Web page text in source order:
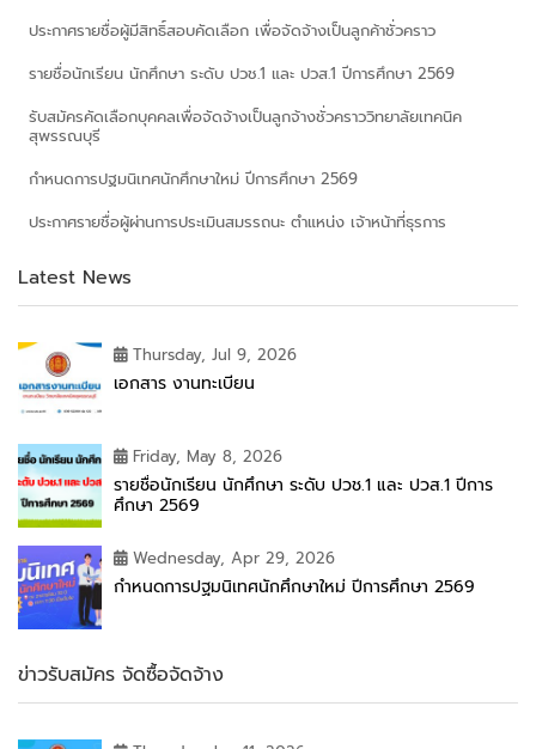
ประกาศรายชื่อผู้มีสิทธิ์สอบคัดเลือก เพื่อจัดจ้างเป็นลูกค้าชั่วคราว
รายชื่อนักเรียน นักศึกษา ระดับ ปวช.1 และ ปวส.1 ปีการศึกษา 2569
รับสมัครคัดเลือกบุคคลเพื่อจัดจ้างเป็นลูกจ้างชั่วคราววิทยาลัยเทคนิค
สุพรรณบุรี
กำหนดการปฐมนิเทศนักศึกษาใหม่ ปีการศึกษา 2569
ประกาศรายชื่อผู้ผ่านการประเมินสมรรถนะ ตำแหน่ง เจ้าหน้าที่ธุรการ
Latest News
Thursday, Jul 9, 2026
เอกสาร งานทะเบียน
Friday, May 8, 2026
รายชื่อนักเรียน นักศึกษา ระดับ ปวช.1 และ ปวส.1 ปีการ
ศึกษา 2569
Wednesday, Apr 29, 2026
กำหนดการปฐมนิเทศนักศึกษาใหม่ ปีการศึกษา 2569
ข่าวรับสมัคร จัดซื้อจัดจ้าง